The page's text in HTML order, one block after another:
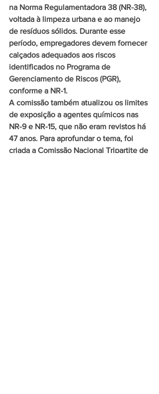
na Norma Regulamentadora 38 (NR-38),
voltada à limpeza urbana e ao manejo
de resíduos sólidos. Durante esse
período, empregadores devem fornecer
calçados adequados aos riscos
identificados no Programa de
Gerenciamento de Riscos (PGR),
conforme a NR-1.
A comissão também atualizou os limites
de exposição a agentes químicos nas
NR-9 e NR-15, que não eram revistos há
47 anos. Para aprofundar o tema, foi
criada a Comissão Nacional Tripartite de